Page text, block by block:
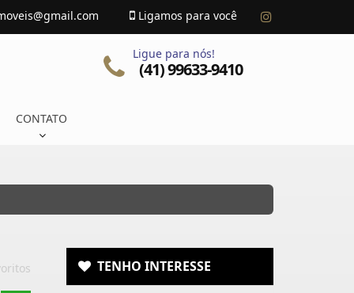
Ligamos para você
CONTATO
Ligue para nós!
(41) 99633-9410
TENHO INTERESSE